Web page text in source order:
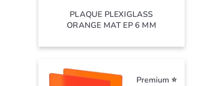
PLAQUE PLEXIGLASS
ORANGE MAT EP 6 MM
Premium ⭐